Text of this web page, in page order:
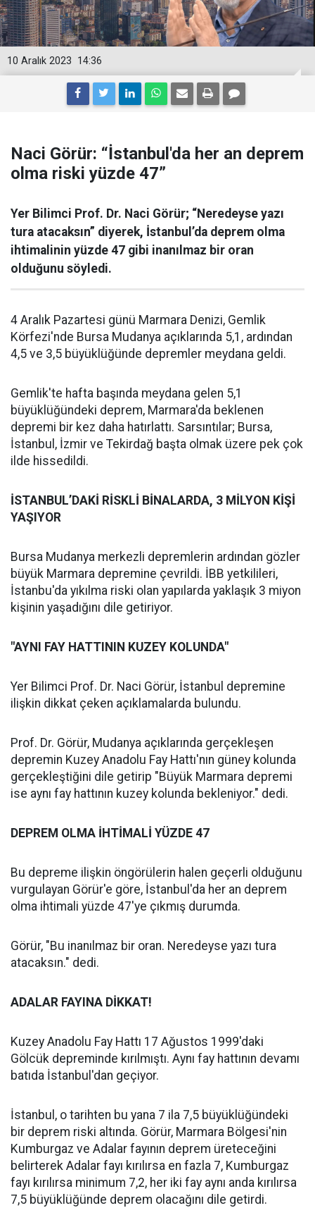
14:36
10 Aralık 2023
Naci Görür: “İstanbul'da her an deprem
olma riski yüzde 47”
Yer Bilimci Prof. Dr. Naci Görür; “Neredeyse yazı
tura atacaksın” diyerek, İstanbul’da deprem olma
ihtimalinin yüzde 47 gibi inanılmaz bir oran
olduğunu söyledi.
4 Aralık Pazartesi günü Marmara Denizi, Gemlik
Körfezi'nde Bursa Mudanya açıklarında 5,1, ardından
4,5 ve 3,5 büyüklüğünde depremler meydana geldi.
Gemlik'te hafta başında meydana gelen 5,1
büyüklüğündeki deprem, Marmara'da beklenen
depremi bir kez daha hatırlattı. Sarsıntılar; Bursa,
İstanbul, İzmir ve Tekirdağ başta olmak üzere pek çok
ilde hissedildi.
İSTANBUL’DAKİ RİSKLİ BİNALARDA, 3 MİLYON KİŞİ
YAŞIYOR
Bursa Mudanya merkezli depremlerin ardından gözler
büyük Marmara depremine çevrildi. İBB yetkilileri,
İstanbu'da yıkılma riski olan yapılarda yaklaşık 3 miyon
kişinin yaşadığını dile getiriyor.
"AYNI FAY HATTININ KUZEY KOLUNDA"
Yer Bilimci Prof. Dr. Naci Görür, İstanbul depremine
ilişkin dikkat çeken açıklamalarda bulundu.
Prof. Dr. Görür, Mudanya açıklarında gerçekleşen
depremin Kuzey Anadolu Fay Hattı'nın güney kolunda
gerçekleştiğini dile getirip "Büyük Marmara depremi
ise aynı fay hattının kuzey kolunda bekleniyor." dedi.
DEPREM OLMA İHTİMALİ YÜZDE 47
Bu depreme ilişkin öngörülerin halen geçerli olduğunu
vurgulayan Görür'e göre, İstanbul'da her an deprem
olma ihtimali yüzde 47'ye çıkmış durumda.
Görür, "Bu inanılmaz bir oran. Neredeyse yazı tura
atacaksın." dedi.
ADALAR FAYINA DİKKAT!
Kuzey Anadolu Fay Hattı 17 Ağustos 1999'daki
Gölcük depreminde kırılmıştı. Aynı fay hattının devamı
batıda İstanbul'dan geçiyor.
İstanbul, o tarihten bu yana 7 ila 7,5 büyüklüğündeki
bir deprem riski altında. Görür, Marmara Bölgesi'nin
Kumburgaz ve Adalar fayının deprem üreteceğini
belirterek Adalar fayı kırılırsa en fazla 7, Kumburgaz
fayı kırılırsa minimum 7,2, her iki fay aynı anda kırılırsa
7,5 büyüklüğünde deprem olacağını dile getirdi.